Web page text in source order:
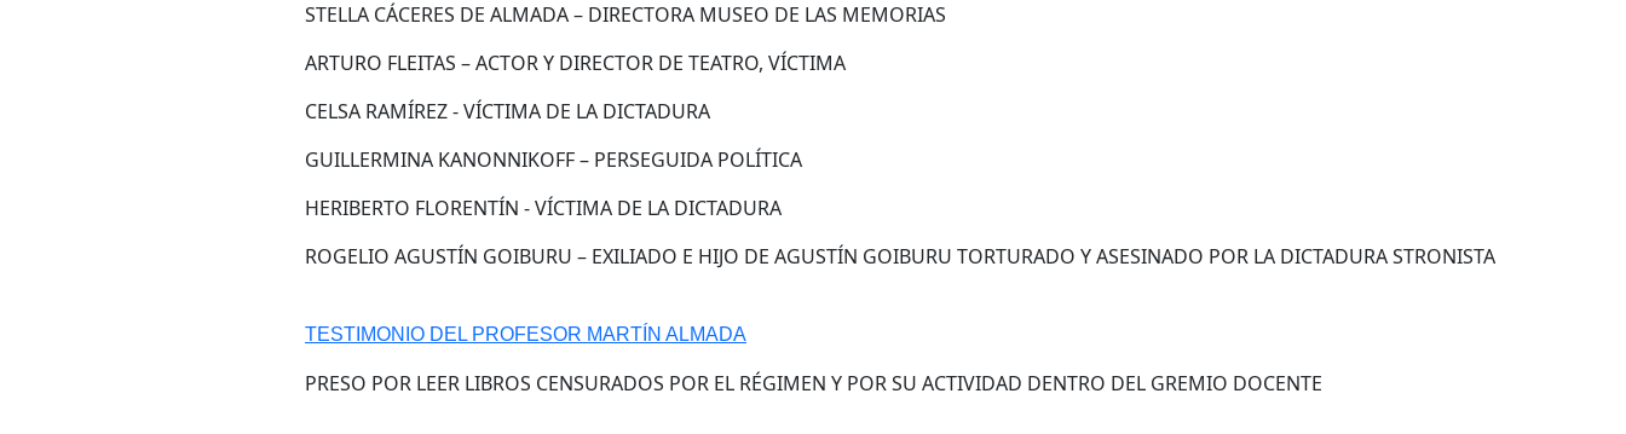
STELLA CÁCERES DE ALMADA – DIRECTORA MUSEO DE LAS MEMORIAS
ARTURO FLEITAS – ACTOR Y DIRECTOR DE TEATRO, VÍCTIMA
CELSA RAMÍREZ - VÍCTIMA DE LA DICTADURA
GUILLERMINA KANONNIKOFF – PERSEGUIDA POLÍTICA
HERIBERTO FLORENTÍN - VÍCTIMA DE LA DICTADURA
ROGELIO AGUSTÍN GOIBURU – EXILIADO E HIJO DE AGUSTÍN GOIBURU TORTURADO Y ASESINADO POR LA DICTADURA STRONISTA
TESTIMONIO DEL PROFESOR MARTÍN ALMADA
PRESO POR LEER LIBROS CENSURADOS POR EL RÉGIMEN Y POR SU ACTIVIDAD DENTRO DEL GREMIO DOCENTE